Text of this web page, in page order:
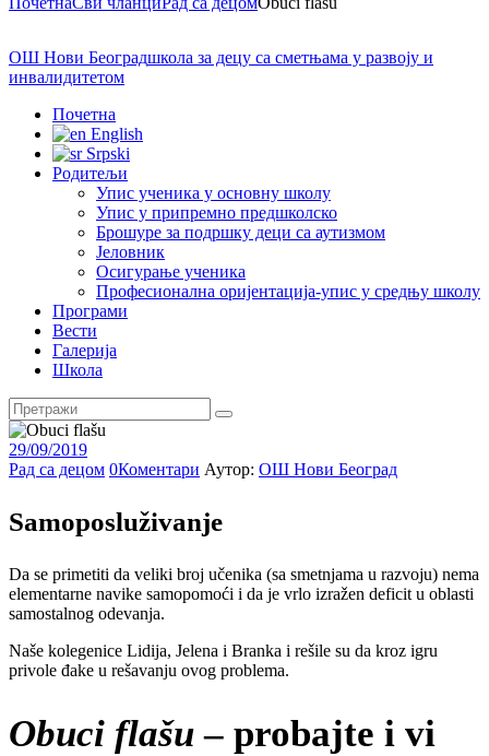
ОШ Нови Београдшкола за децу са сметњама у развоју и
инвалидитетом
Почетна
English
Srpski
Родитељи
Упис ученика у основну школу
Упис у припремно предшколско
Брошуре за подршку деци са аутизмом
Јеловник
Осигурање ученика
Професионална оријентација-упис у средњу школу
Програми
Вести
Галерија
Школа
29/09/2019
Рад са децом 0Коментари Аутор: ОШ Нови Београд
Samoposluživanje
Da se primetiti da veliki broj učenika (sa smetnjama u razvoju) nema
elementarne navike samopomoći i da je vrlo izražen deficit u oblasti
samostalnog odevanja.
Naše kolegenice Lidija, Jelena i Branka i rešile su da kroz igru
privole đake u rešavanju ovog problema.
Obuci flašu – probajte i vi